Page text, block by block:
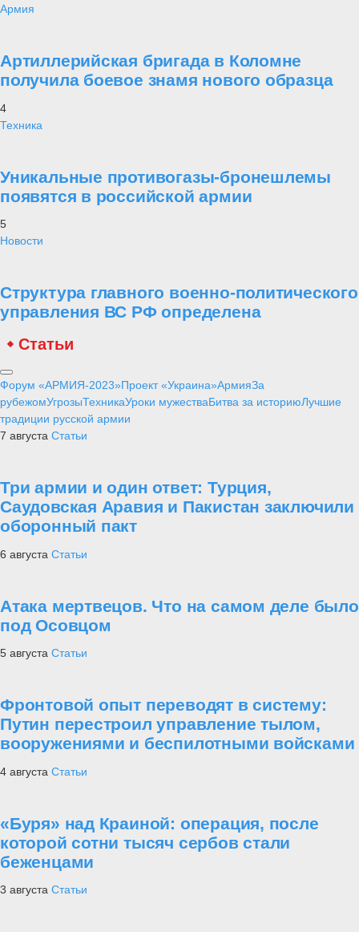
Армия
Артиллерийская бригада в Коломне
получила боевое знамя нового образца
4
Техника
Уникальные противогазы-бронешлемы
появятся в российской армии
5
Новости
Структура главного военно-политического
управления ВС РФ определена
Статьи
Форум «АРМИЯ-2023»Проект «Украина»АрмияЗа
рубежомУгрозыТехникаУроки мужестваБитва за историюЛучшие
традиции русской армии
7 августа Статьи
Три армии и один ответ: Турция,
Саудовская Аравия и Пакистан заключили
оборонный пакт
6 августа Статьи
Атака мертвецов. Что на самом деле было
под Осовцом
5 августа Статьи
Фронтовой опыт переводят в систему:
Путин перестроил управление тылом,
вооружениями и беспилотными войсками
4 августа Статьи
«Буря» над Краиной: операция, после
которой сотни тысяч сербов стали
беженцами
3 августа Статьи